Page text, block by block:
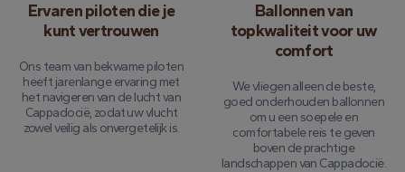
Ervaren piloten die je
kunt vertrouwen
Ons team van bekwame piloten
heeft jarenlange ervaring met
het navigeren van de lucht van
Cappadocië, zodat uw vlucht
zowel veilig als onvergetelijk is.
Ballonnen van
topkwaliteit voor uw
comfort
We vliegen alleen de beste,
goed onderhouden ballonnen
om u een soepele en
comfortabele reis te geven
boven de prachtige
landschappen van Cappadocië.